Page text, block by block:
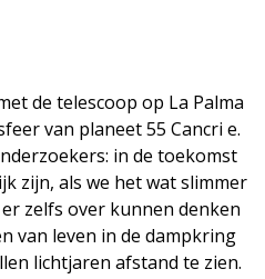
de telescoop op La Palma
van planeet 55 Cancri e.
in de toekomst
zijn, als we het wat slimmer
zelfs over kunnen denken
van leven in de dampkring
lichtjaren afstand te zien.